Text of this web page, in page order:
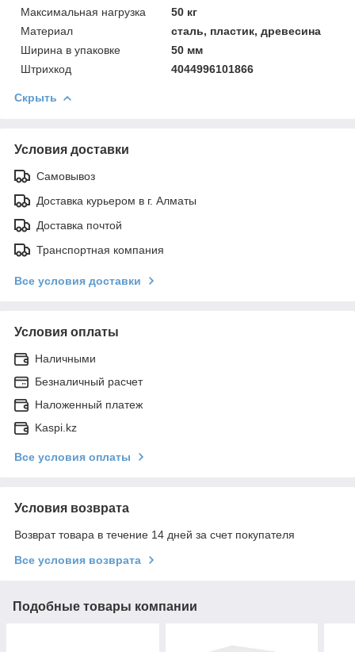
Максимальная нагрузка
50 кг
Материал
сталь, пластик, древесина
Ширинa в упаковке
50 мм
Штрихкод
4044996101866
Скрыть
Условия доставки
Самовывоз
Доставка курьером в г. Алматы
Доставка почтой
Транспортная компания
Все условия доставки
Условия оплаты
Наличными
Безналичный расчет
Наложенный платеж
Kaspi.kz
Все условия оплаты
Условия возврата
Возврат товара в течение 14 дней за счет покупателя
Все условия возврата
Подобные товары компании